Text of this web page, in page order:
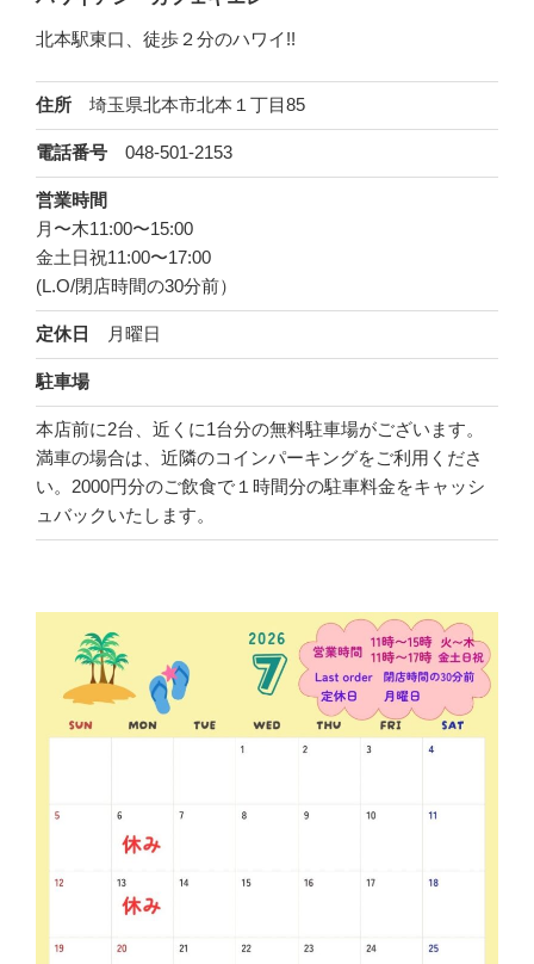
北本駅東口、徒歩２分のハワイ!!
住所 埼玉県北本市北本１丁目85
電話番号 048-501-2153
営業時間
月〜木11:00〜15:00
金土日祝11:00〜17:00
(L.O/閉店時間の30分前）
定休日 月曜日
駐車場
本店前に2台、近くに1台分の無料駐車場がございます。
満車の場合は、近隣のコインパーキングをご利用くださ
い。2000円分のご飲食で１時間分の駐車料金をキャッシ
ュバックいたします。